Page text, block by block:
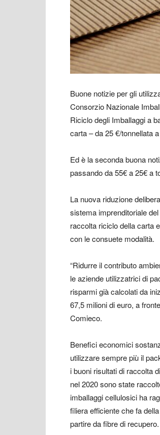
Buone notizie per gli
Consorzio Nazionale
Riciclo degli Imballaggi a
carta – da 25 €/tonnellata
Ed è la seconda buona
passando da 55€ a 25€ a
La nuova riduzione
sistema imprenditoriale
raccolta riciclo della carta
con le consuete modalità.
“Ridurre il contributo
le aziende utilizzatrici di
risparmi già calcolati da
67,5 milioni di euro, a
Comieco.
Benefici economici
utilizzare sempre più il
i buoni risultati di raccolta
nel 2020 sono state
imballaggi cellulosici ha
filiera efficiente che fa
partire da fibre di recupero.